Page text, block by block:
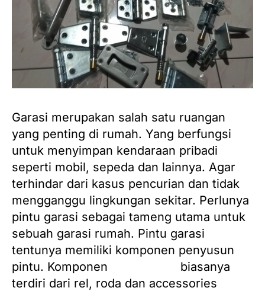
Garasi merupakan salah satu ruangan
yang penting di rumah. Yang berfungsi
untuk menyimpan kendaraan pribadi
seperti mobil, sepeda dan lainnya. Agar
terhindar dari kasus pencurian dan tidak
mengganggu lingkungan sekitar. Perlunya
pintu garasi sebagai tameng utama untuk
sebuah garasi rumah. Pintu garasi
tentunya memiliki komponen penyusun
pintu. Komponen
biasanya
terdiri dari rel, roda dan accessories